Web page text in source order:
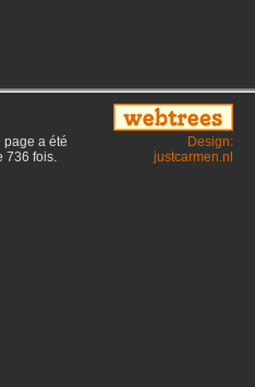
page a été
736 fois.
Design:
justcarmen.nl